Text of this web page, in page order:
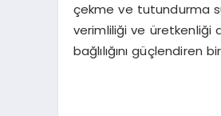
çekme ve tutundurma
verimliliği ve üretkenliği
bağlılığını güçlendiren